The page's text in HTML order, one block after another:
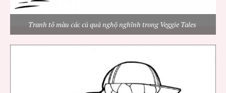
Tranh tô màu các củ quả nghộ nghĩnh trong Veggie Tales